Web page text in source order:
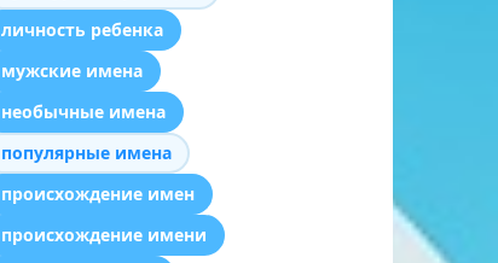
личность ребенка
мужские имена
необычные имена
популярные имена
происхождение имен
происхождение имени